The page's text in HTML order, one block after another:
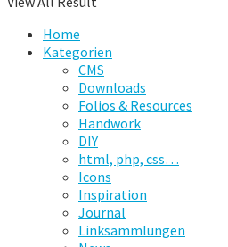
Home
Kategorien
CMS
Downloads
Folios & Resources
Handwork
DIY
html, php, css…
Icons
Inspiration
Journal
Linksammlungen